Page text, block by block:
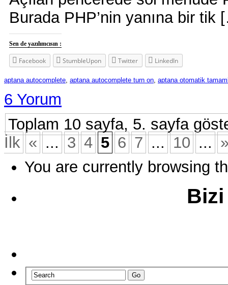
Burada PHP’nin yanına bir tik
Sen de yazılımcısın :
Facebook StumbleUpon Twitter LinkedIn
aptana autocomplete, aptana autocomplete turn on, aptana otomatik
6 Yorum
Toplam 10 sayfa, 5. sayfa
İlk « ... 3 4 5 6 7 ... 10 ...
You are currently browsing